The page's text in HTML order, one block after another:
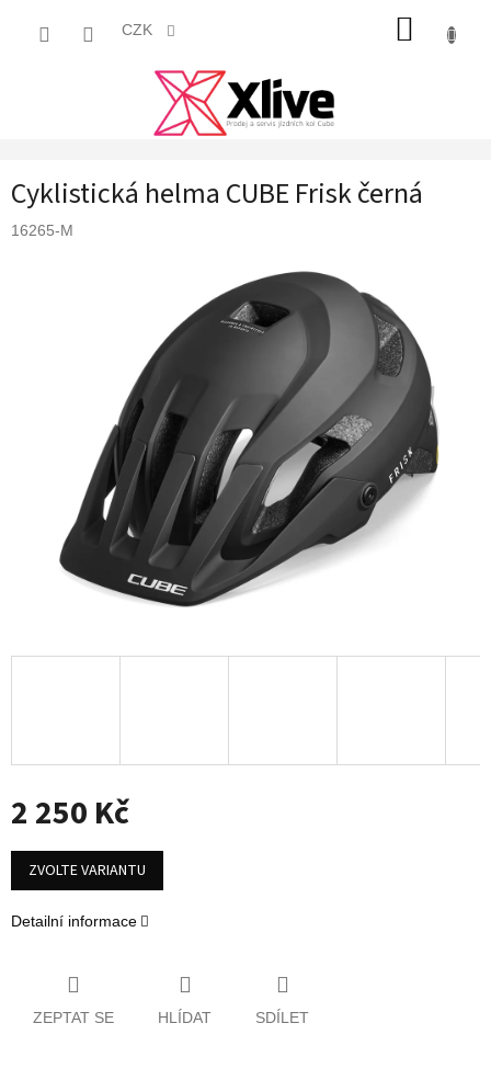
CZK
Cyklistická helma CUBE Frisk černá
16265-M
2 250 Kč
Měrná
cena:
ZVOLTE VARIANTU
Detailní informace
ZEPTAT SE HLÍDAT SDÍLET